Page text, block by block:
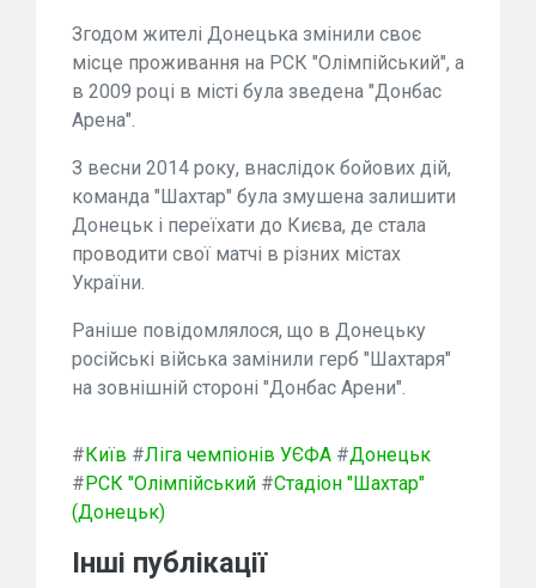
Згодом жителі Донецька змінили своє
місце проживання на РСК "Олімпійський", а
в 2009 році в місті була зведена "Донбас
Арена".
З весни 2014 року, внаслідок бойових дій,
команда "Шахтар" була змушена залишити
Донецьк і переїхати до Києва, де стала
проводити свої матчі в різних містах
України.
Раніше повідомлялося, що в Донецьку
російські війська замінили герб "Шахтаря"
на зовнішній стороні "Донбас Арени".
# Київ #Ліга чемпіонів УЄФА #Донецьк
# РСК "Олімпійський #Стадіон "Шахтар"
(Донецьк)
Інші публікації